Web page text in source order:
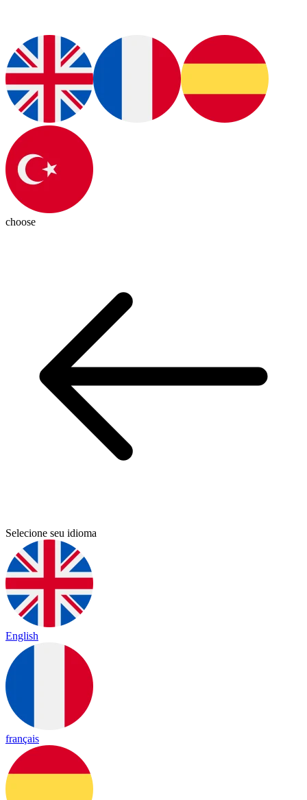
choose
Selecione seu idioma
English
français